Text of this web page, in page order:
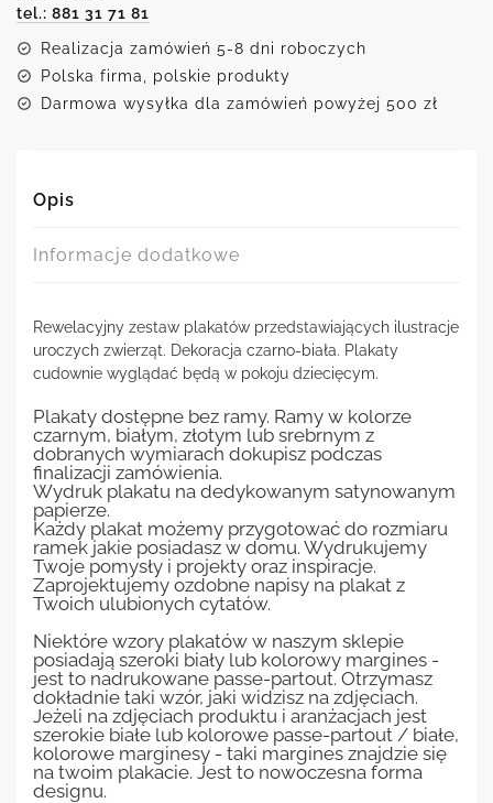
tel.: 881 31 71 81
Realizacja zamówień 5-8 dni roboczych
Polska firma, polskie produkty
Darmowa wysyłka dla zamówień powyżej 500 zł
Opis
Informacje dodatkowe
Rewelacyjny zestaw plakatów przedstawiających ilustracje
uroczych zwierząt. Dekoracja czarno-biała. Plakaty
cudownie wyglądać będą w pokoju dziecięcym.
Plakaty dostępne bez ramy. Ramy w kolorze
czarnym, białym, złotym lub srebrnym z
dobranych wymiarach dokupisz podczas
finalizacji zamówienia.
Wydruk plakatu na dedykowanym satynowanym
papierze.
Każdy plakat możemy przygotować do rozmiaru
ramek jakie posiadasz w domu. Wydrukujemy
Twoje pomysły i projekty oraz inspiracje.
Zaprojektujemy ozdobne napisy na plakat z
Twoich ulubionych cytatów.
Niektóre wzory plakatów w naszym sklepie
posiadają szeroki biały lub kolorowy margines -
jest to nadrukowane passe-partout. Otrzymasz
dokładnie taki wzór, jaki widzisz na zdjęciach.
Jeżeli na zdjęciach produktu i aranżacjach jest
szerokie białe lub kolorowe passe-partout / białe,
kolorowe marginesy - taki margines znajdzie się
na twoim plakacie. Jest to nowoczesna forma
designu.